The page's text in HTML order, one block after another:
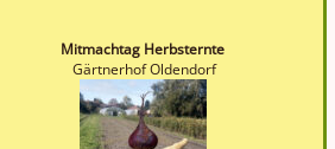
Mitmachtag Herbsternte
Gärtnerhof Oldendorf